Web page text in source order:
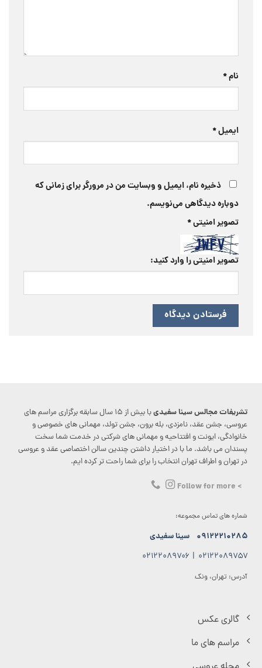
نام*
ایمیل*
ذخیره نام، ایمیل و وبسایت من در مرورگر برای زمانی که
دوباره دیدگاهی می‌نویسم.
تصویر امنیتی*
تصویر امنیتی را وارد کنید:
تشریفات مجالس سینا سفیدی
با بیش از ۱۵ سال سابقه برگزاری مراسم های
عروسی، جشن عقد، نامزدی، بله برون، جشن تولد، مهمانی های خصوصی و
خانوادگی، ایونت و افتتاحیه و مهمانی های شرکتی در خدمت شما سخت
پسندان می باشد. ما با در اختیار داشتن چندین سالن اختصاصی عقد و عروسی
در تهران و اطراف تهران انتخاب را برای شما راحت تر کرده ایم.
> Follow for more
شماره های تماس مجموعه:
۰۹۱۲۲۲۱۰۲۸۵ سینا سفیدی
۰۲۱۲۲۰۸۹۷۵۷ | ۰۲۱۲۲۰۸۹۷۰۶
آدرس: تهران، ونک
گالری عکس
مراسم های ما